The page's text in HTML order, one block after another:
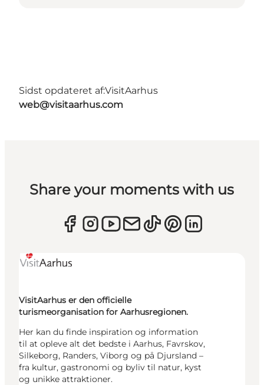
Sidst opdateret af:VisitAarhus
web@visitaarhus.com
Share your moments with us
VisitAarhus er den officielle
turismeorganisation for Aarhusregionen.
Her kan du finde inspiration og information
til at opleve alt det bedste i Aarhus, Favrskov,
Silkeborg, Randers, Viborg og på Djursland –
fra kultur, gastronomi og byliv til natur, kyst
og unikke attraktioner.